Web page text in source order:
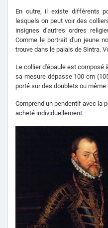
En outre, il existe différents
lesquels on peut voir des
insignes d'autres ordres
Comme le portrait d'un jeune
trouve dans le palais de Sintra.
Le collier d'épaule est composé
sa mesure dépasse 100 cm
porté sur des doublets ou même
Comprend un pendentif avec la
acheté individuellement.